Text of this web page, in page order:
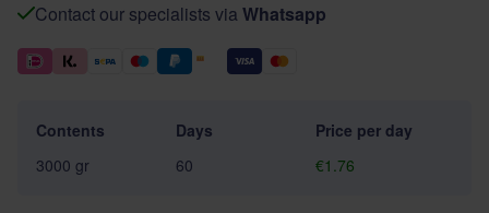
Contact our specialists via Whatsapp
Contents Days
Price per day
3000 gr
60 €1.76